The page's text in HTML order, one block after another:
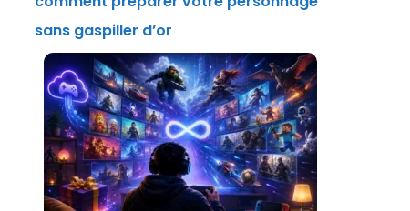
sans gaspiller d’or